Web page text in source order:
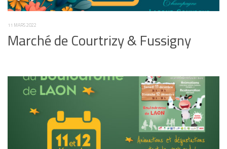
11 MARS 2022
Marché de Courtrizy & Fussigny